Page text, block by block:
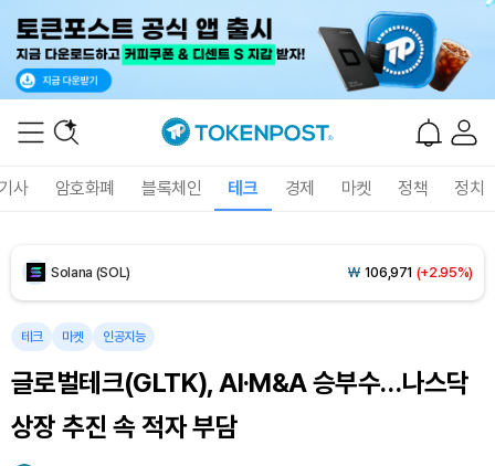
사 암호화폐 블록체인 테크 경제 마켓 정책 정치
Tether USDt (USDT) ₩ 1,407(-0.01%)
Solana (SOL) ₩ 106,971 (+2.95%)
TRON (TRX)
Hyperliquid (HYPE) ₩77,208(+0.63%)
Dogecoin (DOGE)
테크 마켓 인공지능
글로벌테크(GLTK), AI·M&A 승부수…나스닥
상장 추진 속 적자 부담